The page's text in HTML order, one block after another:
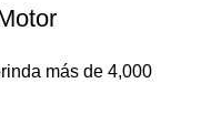
más de 4,000